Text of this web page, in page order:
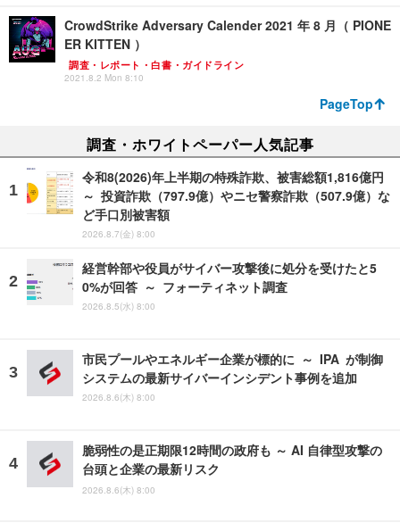
CrowdStrike Adversary Calender 2021 年 8 月（ PIONE
ER KITTEN ）
調査・レポート・白書・ガイドライン
2021.8.2 Mon 8:10
PageTop
調査・ホワイトペーパー人気記事
令和8(2026)年上半期の特殊詐欺、被害総額1,816億円
～ 投資詐欺（797.9億）やニセ警察詐欺（507.9億）な
ど手口別被害額
2026.8.7(金) 8:00
経営幹部や役員がサイバー攻撃後に処分を受けたと5
0%が回答 ～ フォーティネット調査
2026.8.5(水) 8:00
市民プールやエネルギー企業が標的に ～ IPA が制御
システムの最新サイバーインシデント事例を追加
2026.8.6(木) 8:00
脆弱性の是正期限12時間の政府も ～ AI 自律型攻撃の
台頭と企業の最新リスク
2026.8.6(木) 8:00